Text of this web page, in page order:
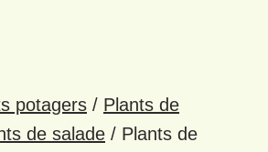
potagers / Plants de
de salade / Plants de